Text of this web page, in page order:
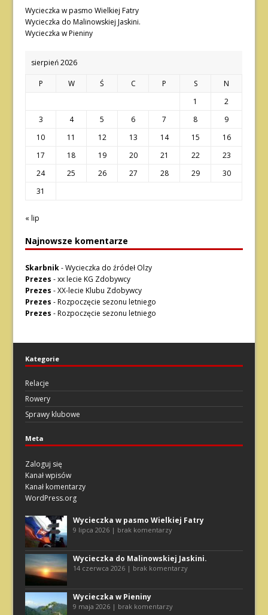
Wycieczka w pasmo Wielkiej Fatry
Wycieczka do Malinowskiej Jaskini.
Wycieczka w Pieniny
sierpień 2026
P W Ś C P S
N
1
2
3
4 5 6 7 8
9
10
11 12 13 14 15
16
17
18 19 20 21 22
23
24
25 26 27 28 29
30
31
« lip
Najnowsze komentarze
Skarbnik-Wycieczka do źródeł Olzy
Prezes -xx lecie KG Zdobywcy
Prezes -XX-lecie Klubu Zdobywcy
Prezes -Rozpoczęcie sezonu letniego
Prezes -Rozpoczęcie sezonu letniego
Kategorie
Relacje
Rowery
Sprawy klubowe
Meta
Zaloguj się
Kanał wpisów
Kanał komentarzy
WordPress.org
Wycieczka w pasmo Wielkiej Fatry
9 lipca 2026 | brak komentarzy
Wycieczka do Malinowskiej Jaskini.
14 czerwca 2026 | brak komentarzy
Wycieczka w Pieniny
9 maja 2026 | brak komentarzy